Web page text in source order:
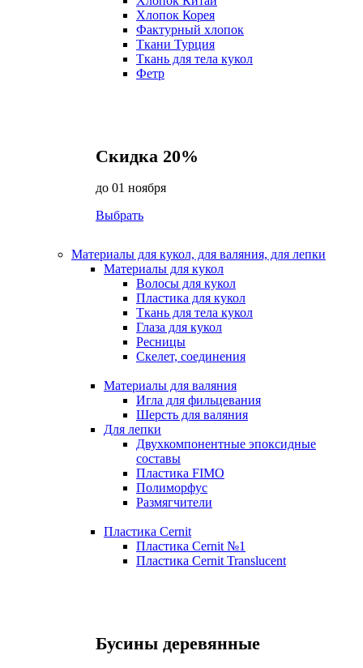
Хлопок Корея
Фактурный хлопок
Ткани Турция
Ткань для тела кукол
Фетр
Скидка 20%
до 01 ноября
Выбрать
Материалы для кукол, для валяния, для лепки
Материалы для кукол
Волосы для кукол
Пластика для кукол
Ткань для тела кукол
Глаза для кукол
Ресницы
Скелет, соединения
Материалы для валяния
Игла для фильцевания
Шерсть для валяния
Для лепки
Двухкомпонентные эпоксидные
составы
Пластика FIMO
Полиморфус
Размягчители
Пластика Cernit
Пластика Cernit №1
Пластика Cernit Translucent
Бусины деревянные